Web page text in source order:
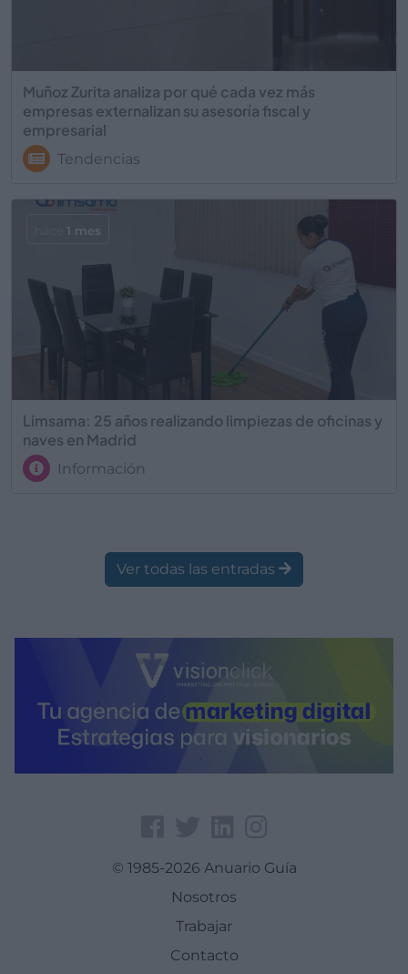
Muñoz Zurita analiza por qué cada vez más
empresas externalizan su asesoría fiscal y
empresarial
Tendencias
Limsama: 25 años realizando limpiezas de oficinas y
naves en Madrid
Información
1 mes
Ver todas las entradas
© 1985-2026 Anuario Guía
Nosotros
Trabajar
Contacto